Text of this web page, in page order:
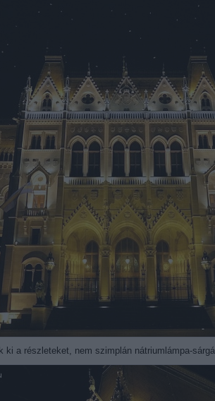
a részleteket, nem szimplán nátriumlámpa-